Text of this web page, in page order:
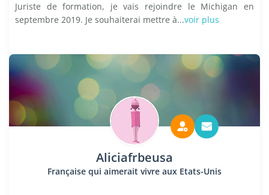
Juriste de formation, je vais rejoindre le Michigan en
septembre 2019. Je souhaiterai mettre à...voir plus
Aliciafrbeusa
Française qui aimerait vivre aux Etats-Unis